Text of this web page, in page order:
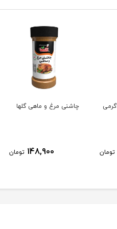
پودر زردچوبه گلها 90گرمی
تومان
چاشنی مرغ و ماهی گلها
148,900 تومان